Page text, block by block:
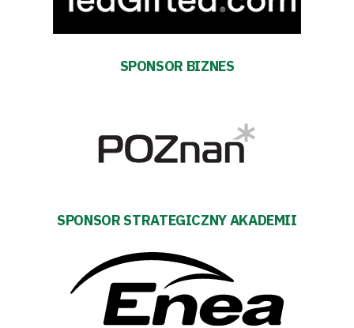
Trybuny
Regulaminy
Warciarzy
#WARTOpobrać
Prowizja
SPONSOR BIZNES
SPONSOR STRATEGICZNY AKADEMII